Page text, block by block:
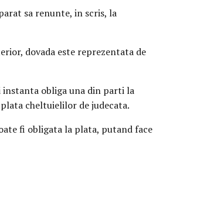
sa renunte, in scris, la
dovada este reprezentata de
instanta obliga una din parti la
cheltuielilor de judecata.
fi obligata la plata, putand face